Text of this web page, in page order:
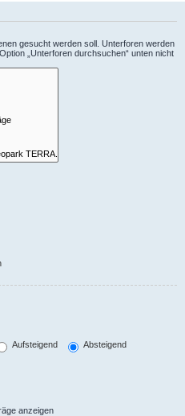
gesucht werden soll. Unterforen werden
„Unterforen durchsuchen“ unten nicht
Aufsteigend
Absteigend
anzeigen